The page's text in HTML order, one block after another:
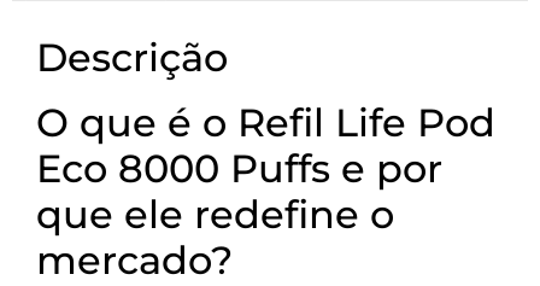
Descrição
O que é o Refil Life Pod
Eco 8000 Puffs e por
que ele redefine o
mercado?